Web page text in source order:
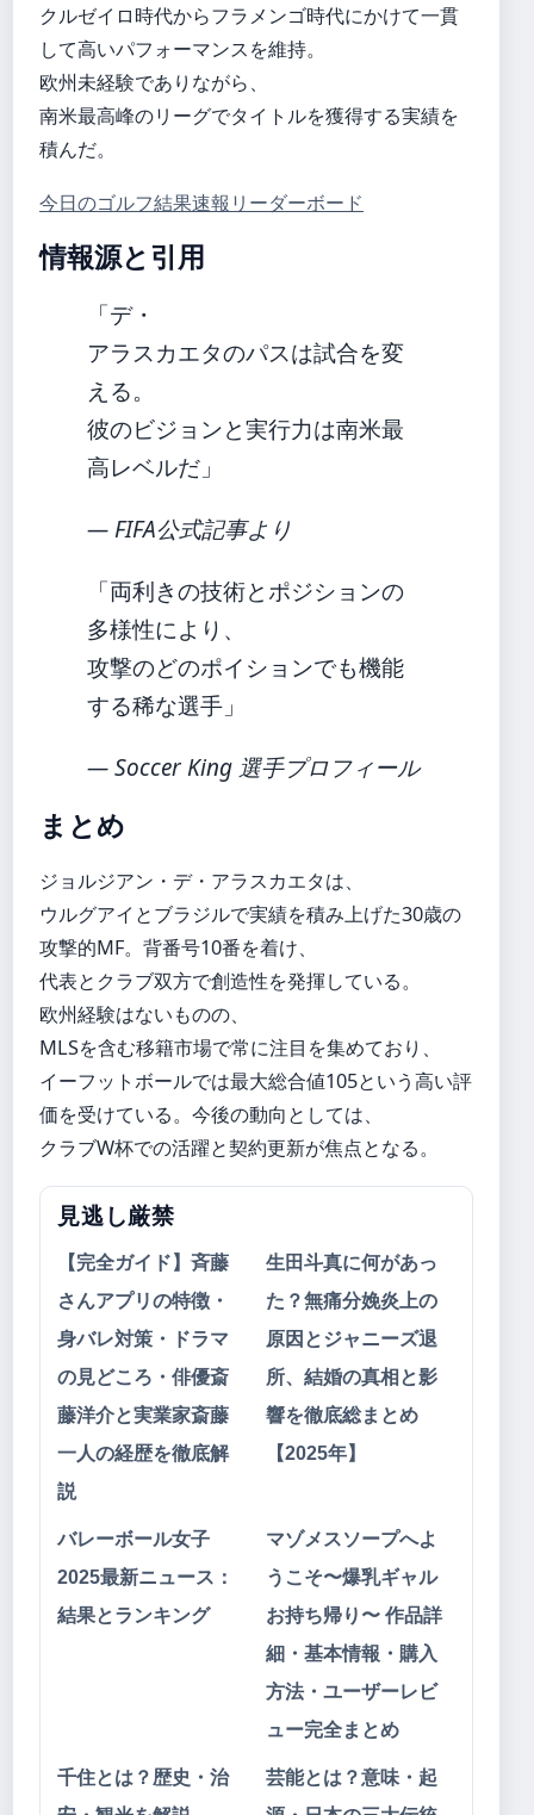
クルゼイロ時代からフラメンゴ時代にかけて一貫
して高いパフォーマンスを維持。
欧州未経験でありながら、
南米最高峰のリーグでタイトルを獲得する実績を
積んだ。
今日のゴルフ結果速報リーダーボード
情報源と引用
「デ・
アラスカエタのパスは試合を変
える。
彼のビジョンと実行力は南米最
高レベルだ」
— FIFA公式記事より
「両利きの技術とポジションの
多様性により、
攻撃のどのポイションでも機能
する稀な選手」
— Soccer King 選手プロフィール
まとめ
ジョルジアン・デ・アラスカエタは、
ウルグアイとブラジルで実績を積み上げた30歳の
攻撃的MF。背番号10番を着け、
代表とクラブ双方で創造性を発揮している。
欧州経験はないものの、
MLSを含む移籍市場で常に注目を集めており、
イーフットボールでは最大総合値105という高い評
価を受けている。今後の動向としては、
クラブW杯での活躍と契約更新が焦点となる。
見逃し厳禁
【完全ガイド】斉藤
さんアプリの特徴・
身バレ対策・ドラマ
の見どころ・俳優斎
藤洋介と実業家斎藤
一人の経歴を徹底解
説
生田斗真に何があっ
た？無痛分娩炎上の
原因とジャニーズ退
所、結婚の真相と影
響を徹底総まとめ
【2025年】
バレーボール女子
2025最新ニュース：
結果とランキング
マゾメスソープへよ
うこそ〜爆乳ギャル
お持ち帰り〜 作品詳
細・基本情報・購入
方法・ユーザーレビ
ュー完全まとめ
千住とは？歴史・治
芸能とは？意味・起